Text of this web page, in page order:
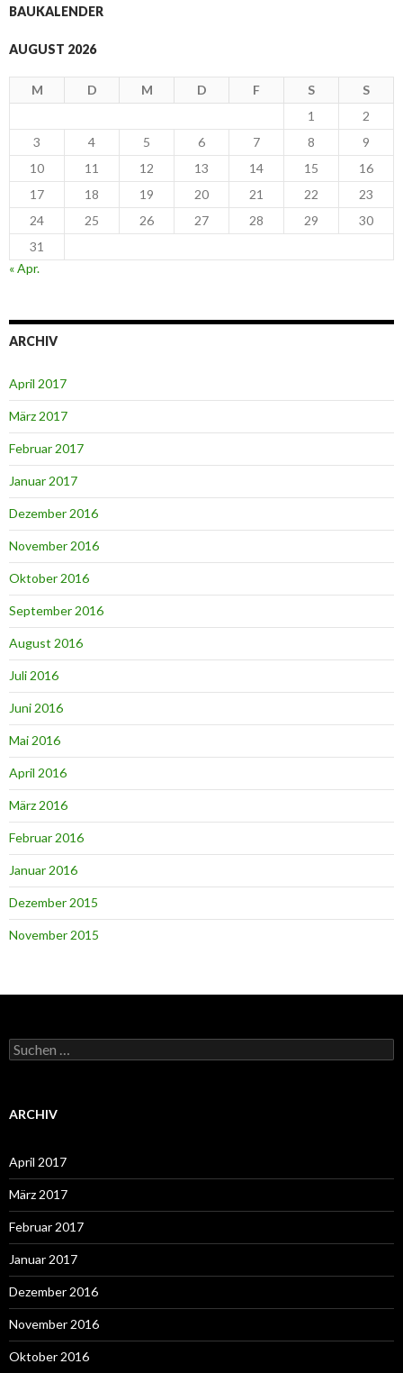
BAUKALENDER
AUGUST 2026
M D M D F S
S
1
2
3
4 5 6 7 8
9
10
11 12 13 14 15
16
17
18 19 20 21 22
23
24
25 26 27 28 29
30
31
« Apr.
ARCHIV
April 2017
März 2017
Februar 2017
Januar 2017
Dezember 2016
November 2016
Oktober 2016
September 2016
August 2016
Juli 2016
Juni 2016
Mai 2016
April 2016
März 2016
Februar 2016
Januar 2016
Dezember 2015
November 2015
Suchen
nach:
ARCHIV
April 2017
März 2017
Februar 2017
Januar 2017
Dezember 2016
November 2016
Oktober 2016